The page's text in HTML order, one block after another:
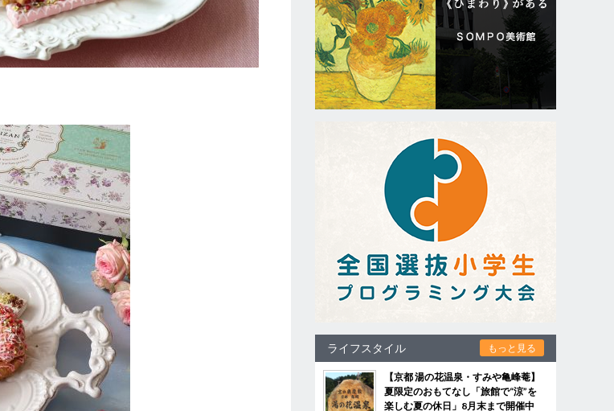
ライフスタイル もっと見る
【京都 湯の花温泉・すみや亀峰菴】
夏限定のおもてなし「旅館で“涼”を
楽しむ夏の休日」8月末まで開催中